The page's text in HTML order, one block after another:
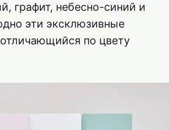
графит, небесно-синий и
эти эксклюзивные
по цвету